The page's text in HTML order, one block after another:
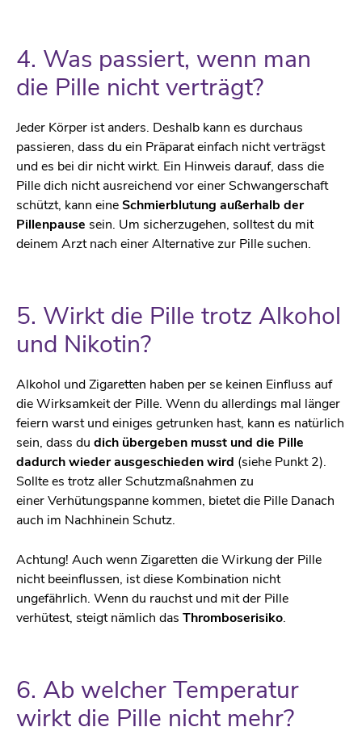
4. Was passiert, wenn man
die Pille nicht verträgt?
Jeder Körper ist anders. Deshalb kann es durchaus
passieren, dass du ein Präparat einfach nicht verträgst
und es bei dir nicht wirkt. Ein Hinweis darauf, dass die
Pille dich nicht ausreichend vor einer Schwangerschaft
schützt, kann eineSchmierblutung außerhalb der
Pillenpause sein. Um sicherzugehen, solltest du mit
deinem Arzt nach einer Alternative zur Pille suchen.
5. Wirkt die Pille trotz Alkohol
und Nikotin?
Alkohol und Zigaretten haben per se keinen Einfluss auf
die Wirksamkeit der Pille. Wenn du allerdings mal länger
feiern warst und einiges getrunken hast, kann es natürlich
sein, dass du dich übergeben musst und die Pille
dadurch wieder ausgeschieden wird (siehe Punkt 2).
Sollte es trotz aller Schutzmaßnahmen zu
einer Verhütungspanne kommen, bietet die Pille Danach
auch im Nachhinein Schutz.
Achtung! Auch wenn Zigaretten die Wirkung der Pille
nicht beeinflussen, ist diese Kombination nicht
ungefährlich. Wenn du rauchst und mit der Pille
verhütest, steigt nämlich das Thromboserisiko.
6. Ab welcher Temperatur
wirkt die Pille nicht mehr?